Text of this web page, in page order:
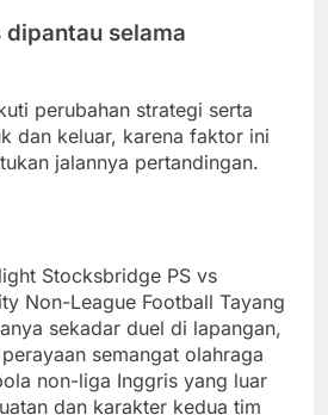
selama
perubahan strategi serta
dan keluar, karena faktor ini
jalannya pertandingan.
Stocksbridge PS vs
Non-League Football Tayang
sekadar duel di lapangan,
semangat olahraga
non-liga Inggris yang luar
dan karakter kedua tim